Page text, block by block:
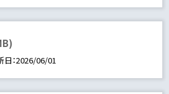
日 2026/06/01